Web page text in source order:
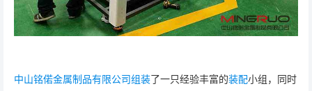
中山铭偌金属制品有限公司组装了一只经验丰富的装配小组，同时